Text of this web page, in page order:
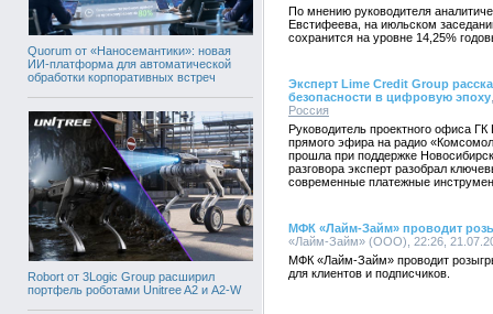
Quorum от «Наносемантики»: новая
ИИ-платформа для автоматической
обработки корпоративных встреч
Robort от 3Logic Group расширил
портфель роботами Unitree A2 и A2-W
По мнению руководителя
Евстифеева, на июльском
сохранится на уровне 14,25%
Эксперт Lime Credit Group
безопасности в цифровую эпоху
Россия
Руководитель проектного офиса
прямого эфира на радио
прошла при поддержке
разговора эксперт разобрал
современные платежные
МФК «Лайм-Займ» проводит
«Лайм-Займ» (ООО), 22:26,
МФК «Лайм-Займ» проводит
для клиентов и подписчиков.